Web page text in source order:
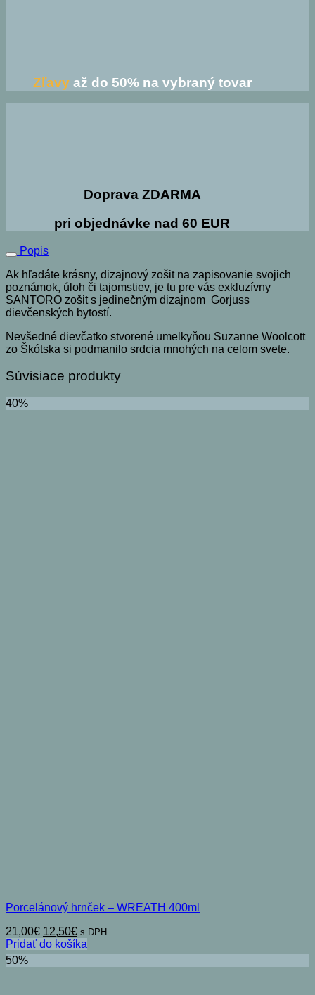
Zľavyaž do 50% na vybraný tovar
Doprava ZDARMA
pri objednávke nad 60 EUR
Popis
Ak hľadáte krásny, dizajnový zošit na zapisovanie svojich
poznámok, úloh či tajomstiev, je tu pre vás exkluzívny
SANTORO zošit s jedinečným dizajnom Gorjuss
dievčenských bytostí.
Nevšedné dievčatko stvorené umelkyňou Suzanne Woolcott
zo Škótska si podmanilo srdcia mnohých na celom svete.
Súvisiace produkty
40%
Porcelánový hrnček – WREATH 400ml
21,00€ Pôvodná
cena
bola:
21,00€.
12,50€Aktuálna
cena
je:
12,50€.
s DPH
Pridať do košíka
50%